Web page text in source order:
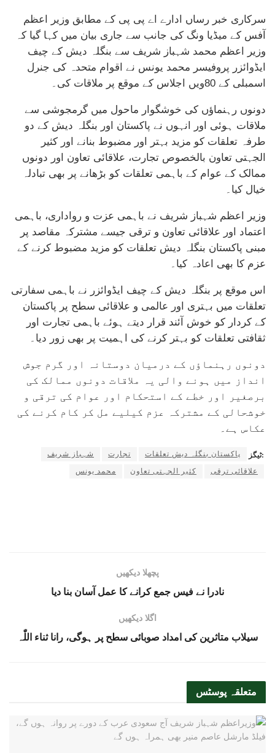
سرکاری خبر رساں ادارے اے پی پی کے مطابق وزیر اعظم
آفس کے میڈیا ونگ کی جانب سے جاری بیان میں کہا گیا کہ
وزیر اعظم محمد شہباز شریف سے بنگلہ دیش کے چیف
ایڈوائزر پروفیسر محمد یونس نے اقوام متحدہ کی جنرل
اسمبلی کے 80ویں اجلاس کے موقع پر ملاقات کی۔
دونوں رہنماؤں کی خوشگوار ماحول میں گرمجوشی سے
ملاقات ہوئی اور انہوں نے پاکستان اور بنگلہ دیش کے دو
طرفہ تعلقات کو مزید بہتر اور مضبوط بنانے اور کثیر
الجہتی تعاون بالخصوص تجارت، علاقائی تعاون اور دونوں
ممالک کے عوام کے باہمی تعلقات کو بڑھانے پر بھی تبادلہ
خیال کیا۔
وزیر اعظم شہباز شریف نے باہمی عزت و رواداری، باہمی
اعتماد اور علاقائی تعاون و ترقی جیسے مشترکہ مقاصد پر
مبنی پاکستان بنگلہ دیش تعلقات کو مزید مضبوط کرنے کے
عزم کا بھی اعادہ کیا۔
اس موقع پر بنگلہ دیش کے چیف ایڈوائزر نے باہمی سفارتی
تعلقات میں بہتری اور عالمی و علاقائی سطح پر پاکستان
کے کردار کو خوش آئند قرار دیتے ہوئے باہمی تجارت اور
ثقافتی تعلقات کو بہتر کرنے کی اہمیت پر بھی زور دیا۔
دونوں رہنماؤں کے درمیان دوستانہ اور گرم جوش
انداز میں ہونے والی یہ ملاقات دونوں ممالک کی
برصغیر اور خطے کے استحکام اور عوام کی ترقی و
خوشحالی کے مشترکہ عزم کیلیے مل کر کام کرنے کی
عکاس ہے۔
ٹیگز: پاکستان بنگلہ دیش تعلقات تجارت
شہباز شریف
علاقائی ترقی
کثیر الجہتی تعاون محمد یونس
پچھلا دیکھیں
نادرا نے فیس جمع کرانے کا عمل آسان بنا دیا
اگلا دیکھیں
سیلاب متاثرین کی امداد صوبائی سطح پر ہوگی، رانا ثناء اللّٰہ
متعلقہ پوسٹس